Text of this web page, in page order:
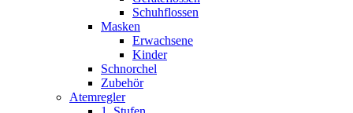
Schuhflossen
Masken
Erwachsene
Kinder
Schnorchel
Zubehör
Atemregler